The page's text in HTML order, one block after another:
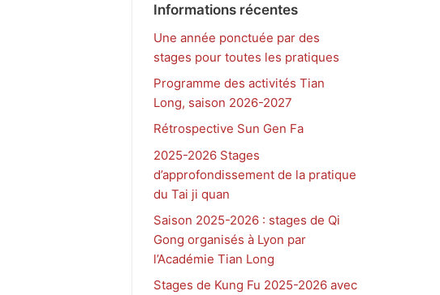
Informations récentes
Une année ponctuée par des
stages pour toutes les pratiques
Programme des activités Tian
Long, saison 2026-2027
Rétrospective Sun Gen Fa
2025-2026 Stages
d’approfondissement de la pratique
du Tai ji quan
Saison 2025-2026 : stages de Qi
Gong organisés à Lyon par
l’Académie Tian Long
Stages de Kung Fu 2025-2026 avec